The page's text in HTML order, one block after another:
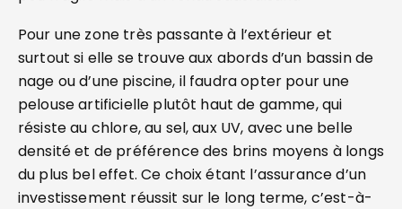
Pour une zone très passante à l’extérieur et
surtout si elle se trouve aux abords d’un bassin de
nage ou d’une piscine, il faudra opter pour une
pelouse artificielle plutôt haut de gamme, qui
résiste au chlore, au sel, aux UV, avec une belle
densité et de préférence des brins moyens à longs
du plus bel effet. Ce choix étant l’assurance d’un
investissement réussit sur le long terme, c’est-à-